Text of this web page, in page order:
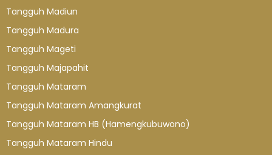
Tangguh Madiun
Tangguh Madura
Tangguh Mageti
Tangguh Majapahit
Tangguh Mataram
Tangguh Mataram Amangkurat
Tangguh Mataram HB (Hamengkubuwono)
Tangguh Mataram Hindu